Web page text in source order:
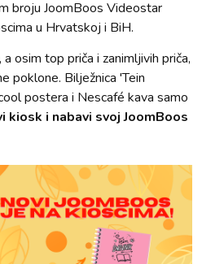
broju JoomBoos Videostar
u Hrvatskoj i BiH.
osim top priča i zanimljivih priča,
poklone. Bilježnica 'Tein
postera i Nescafé kava samo
kiosk i nabavi svoj JoomBoos